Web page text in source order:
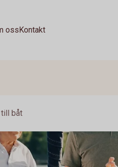
ossKontakt
till båt